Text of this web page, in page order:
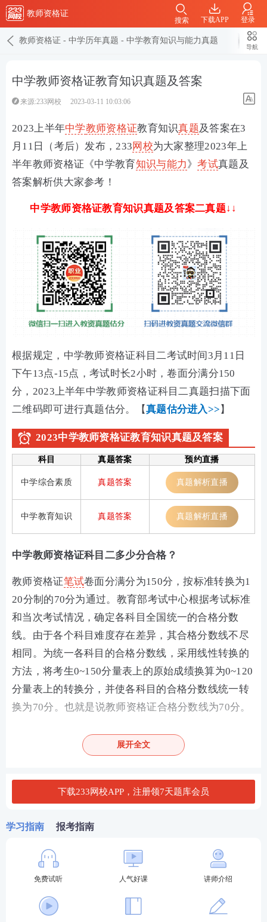
教师资格证
下载APP 登录
搜索
教师资格证 - 中学历年真题 - 中学教育知识与能力真题
导航
中学教师资格证教育知识真题及答案
来源:233网校 2023-03-11 10:03:06
2023上半年中学教师资格证教育知识真题及答案在3
月11日（考后）发布，233网校为大家整理2023年上
半年教师资格证《中学教育知识与能力》考试真题及
答案解析供大家参考！
中学教师资格证教育知识真题及答案二真题↓↓
根据规定，中学教师资格证科目二考试时间3月11日
下午13点-15点，考试时长2小时，卷面分满分150
分，2023上半年中学教师资格证科目二真题扫描下面
二维码即可进行真题估分。【真题估分进入>> 】
2023中学教师资格证教育知识真题及答案
科目 真题答案 预约直播
中学综合素质 真题答案 真题解析直播
中学教育知识 真题答案 真题解析直播
中学教师资格证科目二多少分合格？
教师资格证笔试卷面分满分为150分，按标准转换为1
20分制的70分为通过。教育部考试中心根据考试标准
和当次考试情况，确定各科目全国统一的合格分数
线。由于各个科目难度存在差异，其合格分数线不尽
相同。为统一各科目的合格分数线，采用线性转换的
方法，将考生0~150分量表上的原始成绩换算为0~120
分量表上的转换分，并使各科目的合格分数线统一转
换为70分。也就是说教师资格证合格分数线为70分。
中学教师资格证通过率是多少？
教师地教师资格证通过率略有细微差别，教师资格证
考试整体通过率在30%左右。
关于教师资格证考试
教材 —讲解各章节
，系统性帮助
考生夯实基础。
出题的高频考点，把时间用在刀刃上。
展开全文
下载233网校APP，注册领7天题库会员
学习指南 报考指南
免费试听 人气好课 讲师介绍